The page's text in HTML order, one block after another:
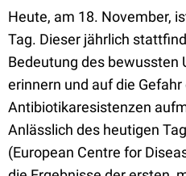
Heute, am 18. November,
Tag. Dieser jährlich
Bedeutung des bewussten
erinnern und auf die Gefahr
Antibiotikaresistenzen
Anlässlich des heutigen
(European Centre for